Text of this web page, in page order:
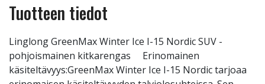
Tuotteen tiedot
Linglong GreenMax Winter Ice I-15 Nordic SUV -
pohjoismainen kitkarengas Erinomainen
käsiteltävyys:GreenMax Winter Ice I-15 Nordic tarjoaa